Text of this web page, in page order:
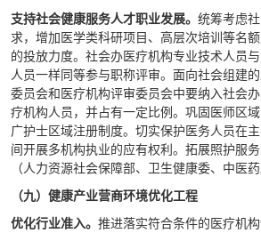
支持社会健康服务人才职业发展。 统筹考虑
求，增加医学类科研项目、高层次培训等名
的投放力度。社会办医疗机构专业技术人员
人员一样同等参与职称评审。面向社会组建
委员会和医疗机构评审委员会中要纳入社会
疗机构人员，并占有一定比例。巩固医师区
广护士区域注册制度。切实保护医务人员在
间开展多机构执业的应有权利。拓展照护服务
（人力资源社会保障部、卫生健康委、中医
（九）健康产业营商环境优化工程
优化行业准入。 推进落实符合条件的医疗机